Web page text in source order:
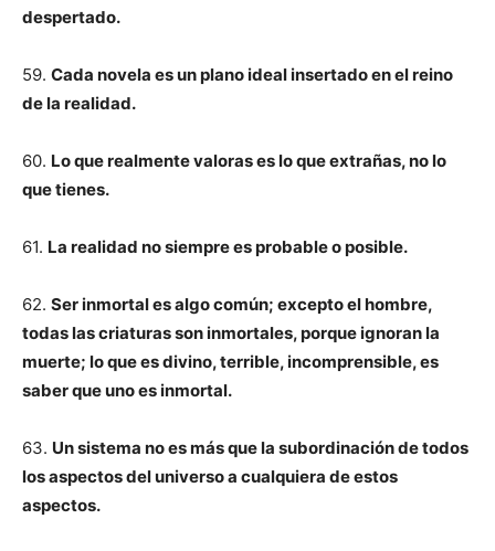
despertado.
59. Cada novela es un plano ideal insertado en el reino
de la realidad.
60. Lo que realmente valoras es lo que extrañas, no lo
que tienes.
61. La realidad no siempre es probable o posible.
62. Ser inmortal es algo común; excepto el hombre,
todas las criaturas son inmortales, porque ignoran la
muerte; lo que es divino, terrible, incomprensible, es
saber que uno es inmortal.
63. Un sistema no es más que la subordinación de todos
los aspectos del universo a cualquiera de estos
aspectos.